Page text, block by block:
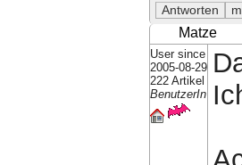
Matze
User since
2005-08-29
222 Artikel
BenutzerIn